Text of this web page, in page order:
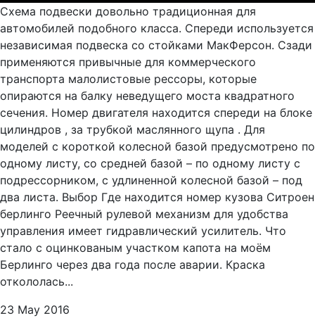
Схема подвески довольно традиционная для
автомобилей подобного класса. Спереди используется
независимая подвеска со стойками МакФерсон. Сзади
применяются привычные для коммерческого
транспорта малолистовые рессоры, которые
опираются на балку неведущего моста квадратного
сечения. Номер двигателя находится спереди на блоке
цилиндров , за трубкой маслянного щупа . Для
моделей с короткой колесной базой предусмотрено по
одному листу, со средней базой – по одному листу с
подрессорником, с удлиненной колесной базой – под
два листа. Выбор Где находится номер кузова Ситроен
берлинго Реечный рулевой механизм для удобства
управления имеет гидравлический усилитель. Что
стало с оцинкованым участком капота на моём
Берлинго через два года после аварии. Краска
откололась...
23 May 2016